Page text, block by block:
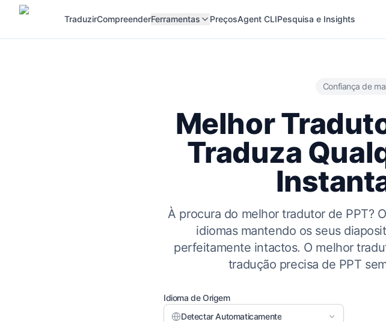
TraduzirCompreenderFerramentas PreçosAgent CLIPesquisa e Insights
Confiança de
Melhor
Traduza
À procura do melhor tradutor de PPT?
idiomas mantendo os seus
perfeitamente intactos. O melhor
tradução precisa de PPT
Idioma de Origem
Detectar Automaticamente